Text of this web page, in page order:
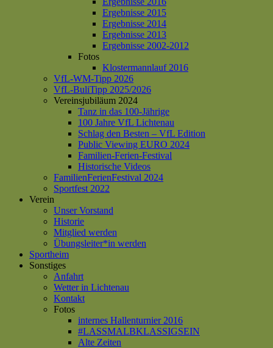
Ergebnisse 2015
Ergebnisse 2014
Ergebnisse 2013
Ergebnisse 2002-2012
Fotos
Klostermannlauf 2016
VfL-WM-Tipp 2026
VfL-BuliTipp 2025/2026
Vereinsjubiläum 2024
Tanz in das 100-Jährige
100 Jahre VfL Lichtenau
Schlag den Besten – VfL Edition
Public Viewing EURO 2024
Familien-Ferien-Festival
Historische Videos
FamilienFerienFestival 2024
Sportfest 2022
Verein
Unser Vorstand
Historie
Mitglied werden
Übungsleiter*in werden
Sportheim
Sonstiges
Anfahrt
Wetter in Lichtenau
Kontakt
Fotos
internes Hallenturnier 2016
#LASSMALBKLASSIGSEIN
Alte Zeiten